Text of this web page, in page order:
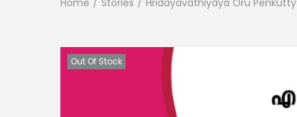
Home / Stories / Hridayavathiyaya Oru Penkutty
Out Of Stock